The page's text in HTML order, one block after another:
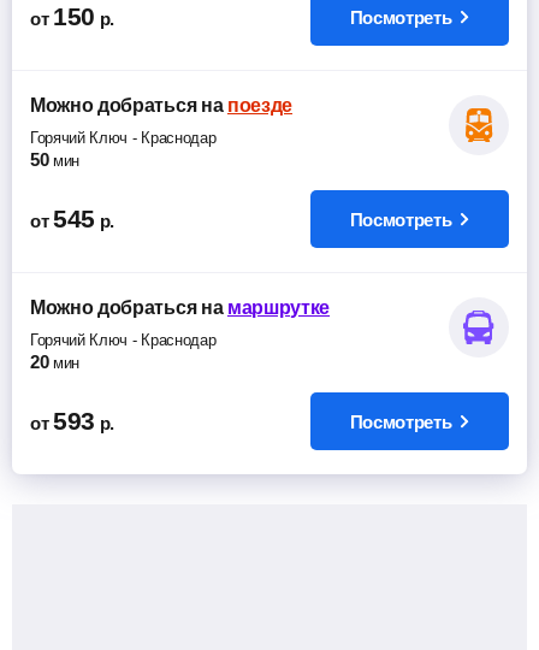
от 150 р. Посмотреть
Можно добратьсяна поезде
Горячий Ключ - Краснодар
50 мин
от 545 р. Посмотреть
Можно добратьсяна маршрутке
Горячий Ключ - Краснодар
20 мин
от 593 р. Посмотреть